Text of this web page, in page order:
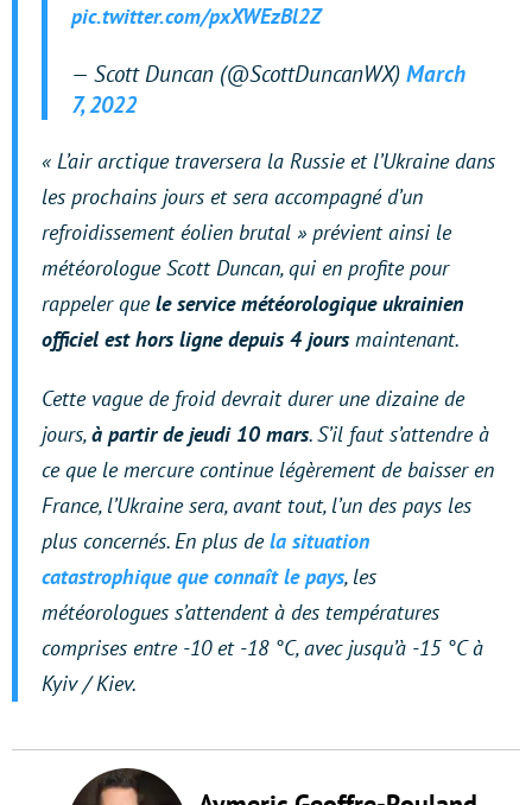
pic.twitter.com/pxXWEzBl2Z
— Scott Duncan (@ScottDuncanWX) March
7, 2022
« L’air arctique traversera la Russie et l’Ukraine dans
les prochains jours et sera accompagné d’un
refroidissement éolien brutal » prévient ainsi le
météorologue Scott Duncan, qui en profite pour
rappeler quele service météorologique ukrainien
officiel est hors ligne depuis 4 jours maintenant.
Cette vague de froid devrait durer une dizaine de
jours,à partir de jeudi 10 mars. S’il faut s’attendre à
ce que le mercure continue légèrement de baisser en
France, l’Ukraine sera, avant tout, l’un des pays les
plus concernés. En plus dela situation
catastrophique que connaît le pays, les
météorologues s’attendent à des températures
comprises entre -10 et -18 °C, avec jusqu’à -15 °C à
Kyiv / Kiev.